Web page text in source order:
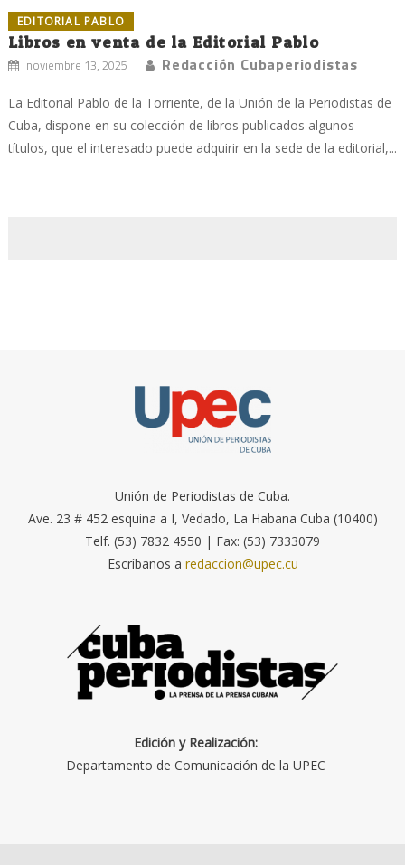
EDITORIAL PABLO
Libros en venta de la Editorial Pablo
noviembre 13, 2025 Redacción Cubaperiodistas
La Editorial Pablo de la Torriente, de la Unión de la Periodistas de
Cuba, dispone en su colección de libros publicados algunos
títulos, que el interesado puede adquirir en la sede de la editorial,...
Unión de Periodistas de Cuba.
Ave. 23 # 452 esquina a I, Vedado, La Habana Cuba (10400)
Telf. (53) 7832 4550 | Fax: (53) 7333079
Escríbanos a redaccion@upec.cu
Edición y Realización:
Departamento de Comunicación de la UPEC